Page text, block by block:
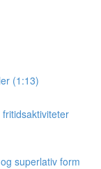
(1:13)
superlativ form